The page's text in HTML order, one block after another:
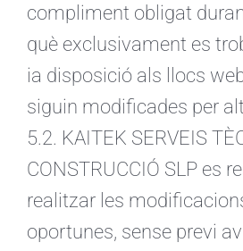
compliment obligat
què exclusivament es
ia disposició als llocs
siguin modificades per
5.2. KAITEK SERVEIS
CONSTRUCCIÓ SLP es
realitzar les
oportunes, sense previ